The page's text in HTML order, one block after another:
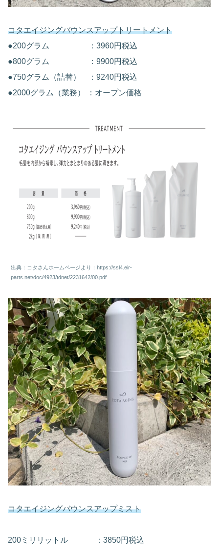
コタエイジングバウンスアップトリートメント
●200グラム ：3960円税込
●800グラム ：9900円税込
●750グラム（詰替） ：9240円税込
●2000グラム（業務） ：オープン価格
出典：コタさんホームページより：https://ssl4.eir-
parts.net/doc/4923/tdnet/2231642/00.pdf
コタエイジングバウンスアップミスト
200ミリリットル ：3850円税込